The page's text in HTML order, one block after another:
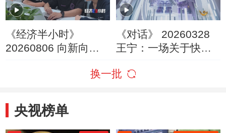
《经济半小时》
20260806 向新向优
《对话》 20260328
王宁：一场关于快乐
换一批
央视榜单